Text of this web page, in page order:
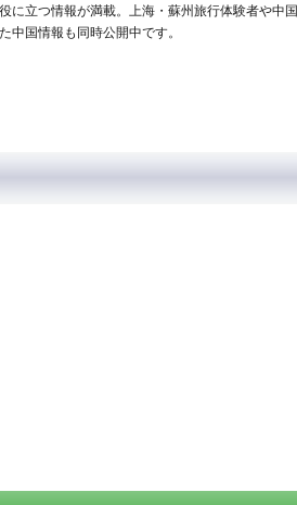
に立つ情報が満載。上海・蘇州旅行体験者や中国
中国情報も同時公開中です。